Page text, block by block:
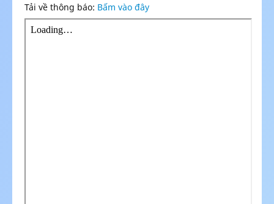
Tải về thông báo: Bấm vào đây